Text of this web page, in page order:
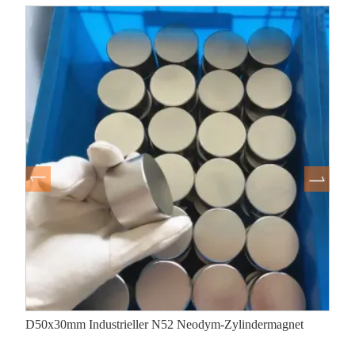
D50x30mm Industrieller N52 Neodym-Zylindermagnet